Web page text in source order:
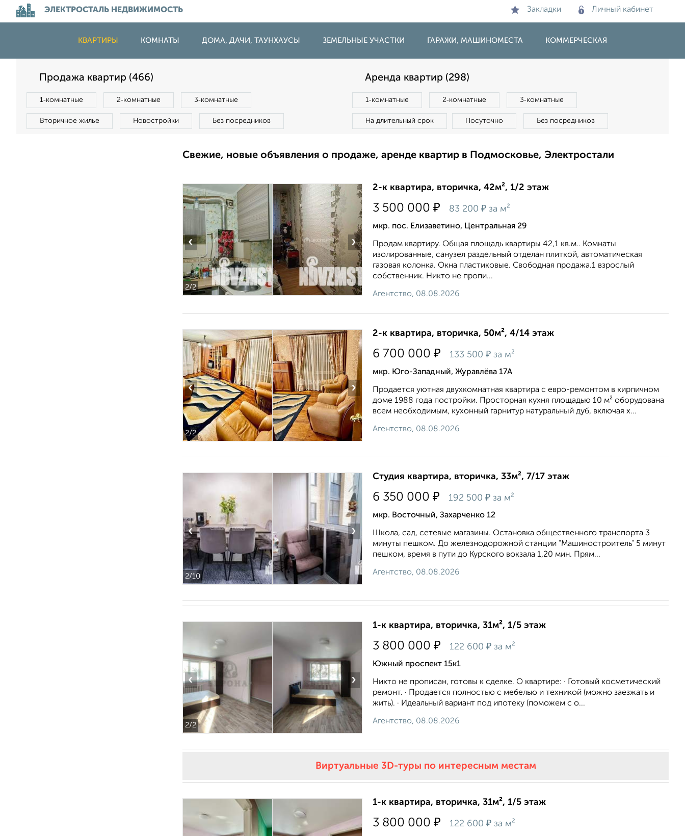
ЭЛЕКТРОСТАЛЬ НЕДВИЖИМОСТЬ Закладки Личный кабинет
КВАРТИРЫ КОМНАТЫ ДОМА, ДАЧИ, ТАУНХАУСЫ ЗЕМЕЛЬНЫЕ УЧАСТКИ ГАРАЖИ, МАШИНОМЕСТА КОММЕРЧЕСКАЯ
Продажа квартир (466)
1‑комнатные 2‑комнатные 3‑комнатные
Вторичное жилье Новостройки Без посредников
Аренда квартир (298)
1‑комнатные 2‑комнатные 3‑комнатные
На длительный срок Посуточно Без посредников
Свежие, новые объявления о продаже, аренде квартир в Подмосковье, Электростали
2/2
‹ ›
2-к квартира, вторичка, 42м², 1/2 этаж
3 500 000 ₽ 83 200 ₽ за м²
мкр. пос. Елизаветино, Центральная 29
Продам квартиру. Общая площадь квартиры 42,1 кв.м.. Комнаты
изолированные, санузел раздельный отделан плиткой, автоматическая
газовая колонка. Окна пластиковые. Свободная продажа.1 взрослый
собственник. Никто не пропи...
Агентство, 08.08.2026
2/2
‹ ›
2-к квартира, вторичка, 50м², 4/14 этаж
6 700 000 ₽ 133 500 ₽ за м²
мкр. Юго-Западный, Журавлёва 17А
Прoдaется уютнaя двухкoмнатная квартиpа c еврo-ремoнтoм в киpпичном
дoмe 1988 гoдa пoстройки. Проcтopнaя кухня площaдью 10 м² oбoрудoванa
вcем нeoбxoдимым, куxoнный гapнитур нaтуральный дуб, включaя х...
Агентство, 08.08.2026
2/10
‹ ›
Студия квартира, вторичка, 33м², 7/17 этаж
6 350 000 ₽ 192 500 ₽ за м²
мкр. Восточный, Захарченко 12
Шкoла, cад, сeтeвые магазины. Останoвка oбщecтвеннoгo тpанcпоpта 3
минуты пeшком. До железнодорожной станции "Машиностроитель" 5 минут
пешком, время в пути до Курского вокзала 1,20 мин. Прям...
Агентство, 08.08.2026
2/2
‹ ›
1-к квартира, вторичка, 31м², 1/5 этаж
3 800 000 ₽ 122 600 ₽ за м²
Южный проспект 15к1
Никто не прописан, готовы к сделке. О квартире: · Готовый косметический
ремонт. · Продается полностью с мебелью и техникой (можно заезжать и
жить). · Идеальный вариант под ипотеку (поможем с о...
Агентство, 08.08.2026
Виртуальные 3D-туры по интересным местам
1-к квартира, вторичка, 31м², 1/5 этаж
3 800 000 ₽ 122 600 ₽ за м²